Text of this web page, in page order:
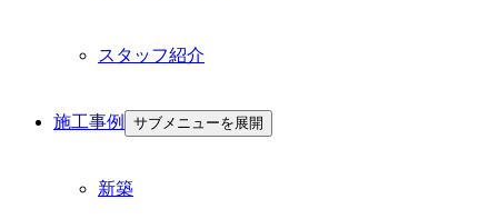
スタッフ紹介
施工事例 サブメニューを展開
新築